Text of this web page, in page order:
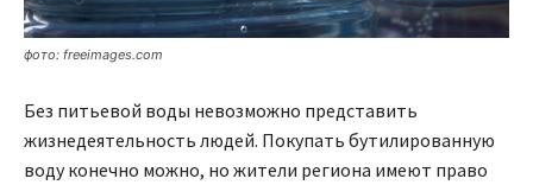
фото: freeimages.com
Без питьевой воды невозможно представить
жизнедеятельность людей. Покупать бутилированную
воду конечно можно, но жители региона имеют право